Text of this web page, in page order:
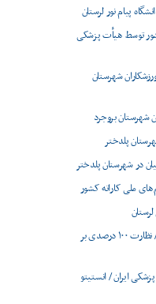
پیام نور لرستان
توسط هیأت پزشکی
شهرستان
شهرستان بروجرد
پلدختر
در شهرستان پلدختر
ملی کاراته کشور
ثبت بیش از ۷۹ هزار ورزشکار سازمان‌یافته در لرستان/ نظارت ۱۰۰ درصدی بر
ایران / انستیتو